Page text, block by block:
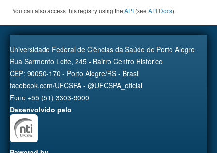
You can also access this registry using the API (see API Docs).
Universidade Federal de Ciências da Saúde de Porto Alegre
Rua Sarmento Leite, 245 - Bairro Centro Histórico
CEP: 90050-170 - Porto Alegre/RS - Brasil
facebook.com/UFCSPA - @UFCSPA_oficial
Fone +55 (51) 3303-9000
Desenvolvido pelo